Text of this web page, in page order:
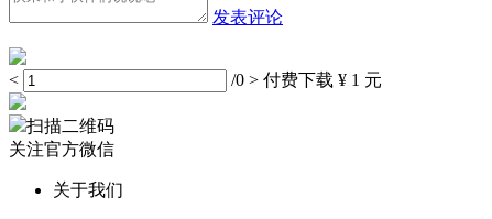
发表评论
< /0 > 付费下载 ¥ 1 元
扫描二维码
关注官方微信
关于我们